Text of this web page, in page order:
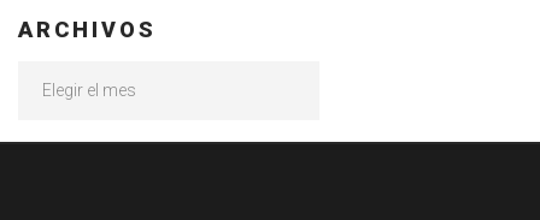
ARCHIVOS